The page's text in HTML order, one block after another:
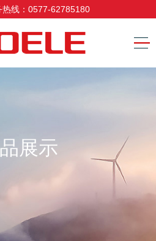
热线：0577-62785180
展示